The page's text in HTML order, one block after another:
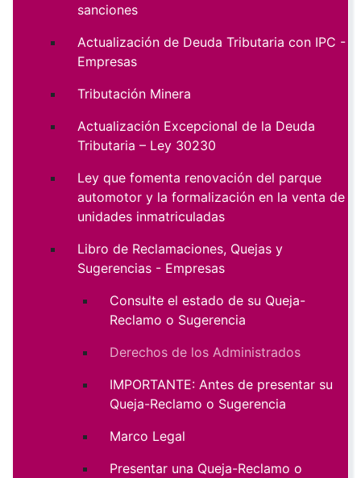
sanciones
Actualización de Deuda Tributaria con IPC -
Empresas
Tributación Minera
Actualización Excepcional de la Deuda
Tributaria – Ley 30230
Ley que fomenta renovación del parque
automotor y la formalización en la venta de
unidades inmatriculadas
Libro de Reclamaciones, Quejas y
Sugerencias - Empresas
Consulte el estado de su Queja-
Reclamo o Sugerencia
Derechos de los Administrados
IMPORTANTE: Antes de presentar su
Queja-Reclamo o Sugerencia
Marco Legal
Presentar una Queja-Reclamo o